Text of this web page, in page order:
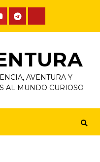
AVENTURA Y
AL MUNDO CURIOSO